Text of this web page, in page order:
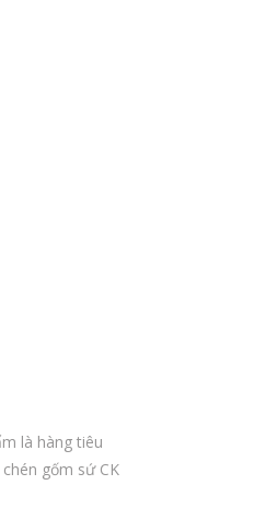
là hàng tiêu
gốm sứ CK